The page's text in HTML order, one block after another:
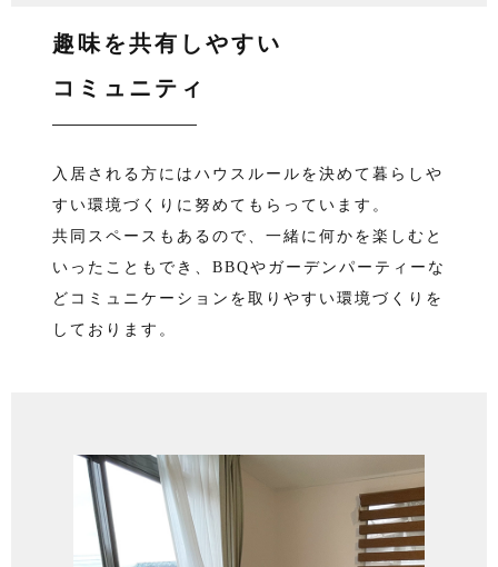
趣味を共有しやすい
コミュニティ
入居される方にはハウスルールを決めて暮らしや
すい環境づくりに努めてもらっています。
共同スペースもあるので、一緒に何かを楽しむと
いったこともでき、BBQやガーデンパーティーな
どコミュニケーションを取りやすい環境づくりを
しております。